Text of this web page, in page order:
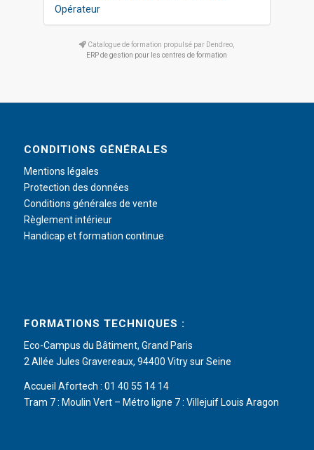
Opérateur
Catalogue de formation propulsé par Dendreo,
ERP de gestion pour les centres de formation
CONDITIONS GÉNÉRALES
Mentions légales
Protection des données
Conditions générales de vente
Règlement intérieur
Handicap et formation continue
FORMATIONS TECHNIQUES :
Eco-Campus du Bâtiment, Grand Paris
2 Allée Jules Gravereaux, 94400 Vitry sur Seine
Accueil Afortech : 01 40 55 14 14
Tram 7 : Moulin Vert – Métro ligne 7 : Villejuif Louis Aragon